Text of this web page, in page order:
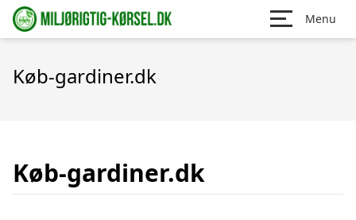
Menu
Køb-gardiner.dk
Køb-gardiner.dk